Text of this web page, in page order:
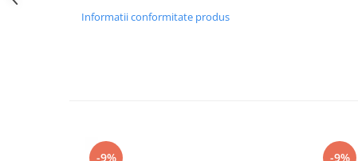
Informatii conformitate produs
-9% -9%